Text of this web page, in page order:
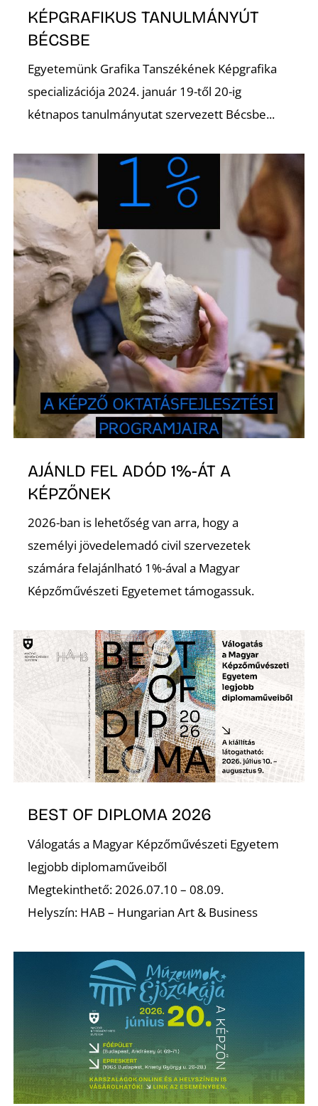
KÉPGRAFIKUS TANULMÁNYÚT
BÉCSBE
Egyetemünk Grafika Tanszékének Képgrafika
specializációja 2024. január 19-től 20-ig
kétnapos tanulmányutat szervezett Bécsbe...
AJÁNLD FEL ADÓD 1%-ÁT A
KÉPZŐNEK
2026-ban is lehetőség van arra, hogy a
személyi jövedelemadó civil szervezetek
számára felajánlható 1%-ával a Magyar
Képzőművészeti Egyetemet támogassuk.
BEST OF DIPLOMA 2026
Válogatás a Magyar Képzőművészeti Egyetem
legjobb diplomaműveiből
Megtekinthető: 2026.07.10 – 08.09.
Helyszín: HAB – Hungarian Art & Business